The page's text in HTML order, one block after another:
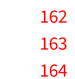
162
163
164